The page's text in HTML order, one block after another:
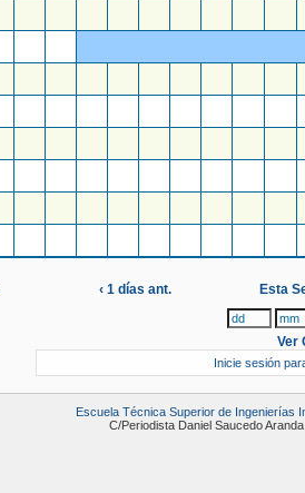
‹ 1 días ant. Esta
Ver
Inicie sesión
Escuela Técnica Superior de Ingenierías
C/Periodista Daniel Saucedo